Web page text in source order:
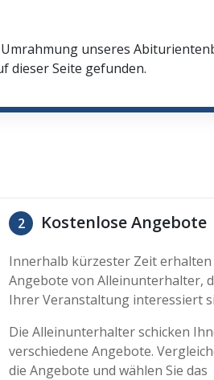
unseres
dieser Seite gefunden.
2 Kostenlose Angebote
Innerhalb kürzester Zeit erhalten
Angebote von Alleinunterhalter,
Ihrer Veranstaltung interessiert
Die Alleinunterhalter schicken
verschiedene Angebote.
die Angebote und wählen Sie das